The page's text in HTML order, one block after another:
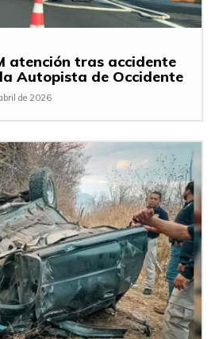
atención tras accidente
Autopista de Occidente
de 2026